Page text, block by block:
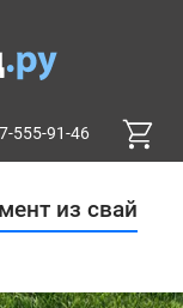
555-91-46
из свай